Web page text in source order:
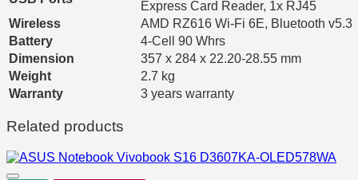
Express Card Reader, 1x RJ45
Wireless
AMD RZ616 Wi-Fi 6E, Bluetooth v5.3
Battery
4-Cell 90 Whrs
Dimension
357 x 284 x 22.20-28.55 mm
Weight
2.7 kg
Warranty
3 years warranty
Related products